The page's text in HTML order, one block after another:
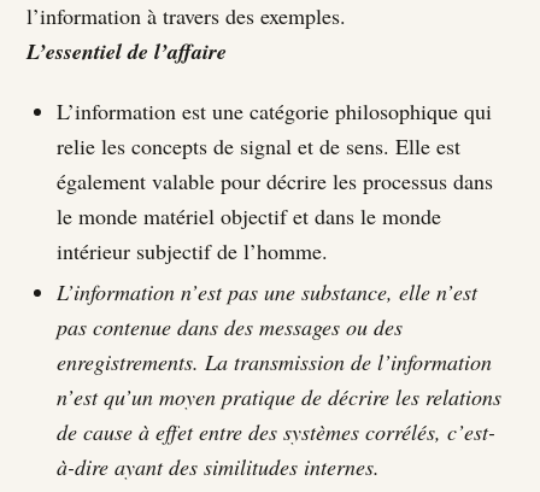
l’information à travers des exemples.
L’essentiel de l’affaire
L’information est une catégorie philosophique qui
relie les concepts de signal et de sens. Elle est
également valable pour décrire les processus dans
le monde matériel objectif et dans le monde
intérieur subjectif de l’homme.
L’information n’est pas une substance, elle n’est
pas contenue dans des messages ou des
enregistrements. La transmission de l’information
n’est qu’un moyen pratique de décrire les relations
de cause à effet entre des systèmes corrélés, c’est-
à-dire ayant des similitudes internes.